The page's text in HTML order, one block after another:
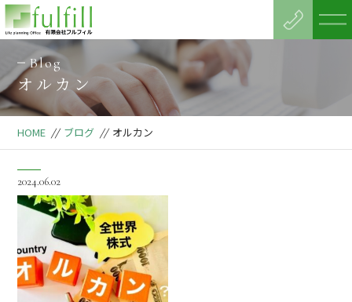
Blog
オルカン
HOME // ブログ // オルカン
2024.06.02